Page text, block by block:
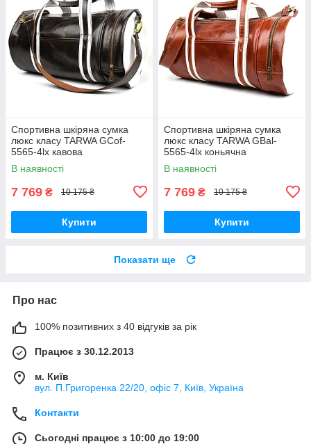
Спортивна шкіряна сумка
люкс класу TARWA GCof-
5565-4lx кавова
В наявності
7 769 ₴ 10 175 ₴
Купити
Спортивна шкіряна сумка
люкс класу TARWA GBal-
5565-4lx коньячна
В наявності
7 769 ₴ 10 175 ₴
Купити
Показати ще
Про нас
100% позитивних з 40 відгуків за рік
Працює з 30.12.2013
м. Київ
вул. П.Григоренка 22/20, офіс 7, Київ, Україна
Контакти
Сьогодні працює з 10:00 до 19:00